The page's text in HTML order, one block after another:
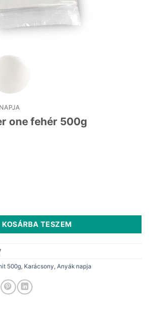
one fehér 500g
KOSÁRBA TESZEM
500g Karácsony Anyák napja